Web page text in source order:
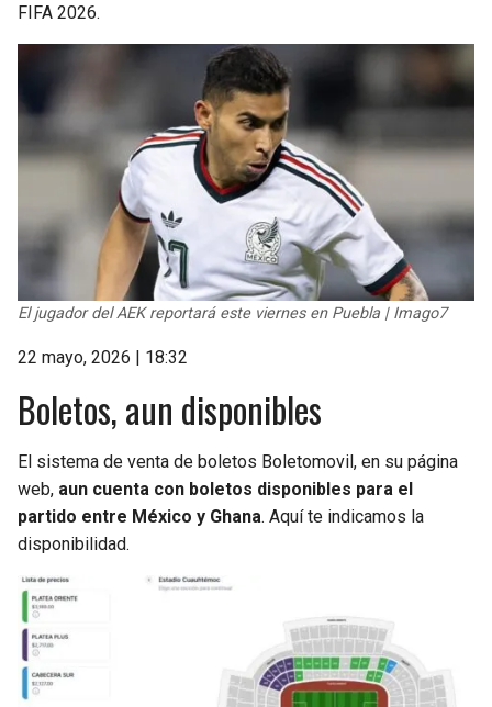
FIFA 2026.
El jugador del AEK reportará este viernes en Puebla | Imago7
22 mayo, 2026 | 18:32
Boletos, aun disponibles
El sistema de venta de boletos Boletomovil, en su página
web, aun cuenta con boletos disponibles para el
partido entre México y Ghana. Aquí te indicamos la
disponibilidad.